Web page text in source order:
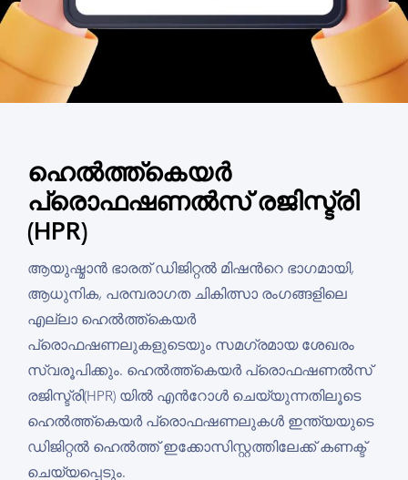
ഹെൽത്ത്കെയർ
പ്രൊഫഷണൽസ് രജിസ്ട്രി
(HPR)
ആയുഷ്മാൻ ഭാരത് ഡിജിറ്റൽ മിഷന്‍റെ ഭാഗമായി,
ആധുനിക, പരമ്പരാഗത ചികിത്സാ രംഗങ്ങളിലെ
എല്ലാ ഹെൽത്ത്കെയർ
പ്രൊഫഷണലുകളുടെയും സമഗ്രമായ ശേഖരം
സ്വരൂപിക്കും. ഹെൽത്ത്കെയർ പ്രൊഫഷണൽസ്
രജിസ്ട്രി(HPR) യിൽ എൻറോൾ ചെയ്യുന്നതിലൂടെ
ഹെൽത്ത്കെയർ പ്രൊഫഷണലുകൾ ഇന്ത്യയുടെ
ഡിജിറ്റൽ ഹെൽത്ത് ഇക്കോസിസ്റ്റത്തിലേക്ക് കണക്ട്
ചെയ്യപ്പെടും.